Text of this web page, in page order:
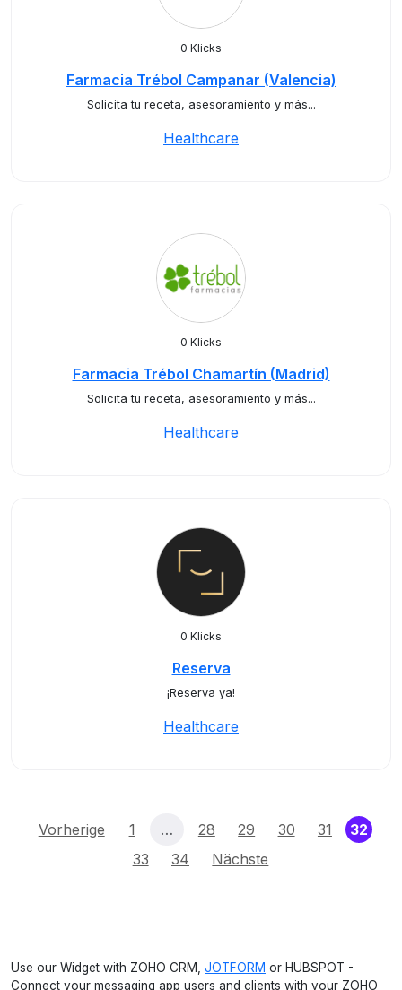
0 Klicks
Farmacia Trébol Campanar (Valencia)
Solicita tu receta, asesoramiento y más...
Healthcare
0 Klicks
Farmacia Trébol Chamartín (Madrid)
Solicita tu receta, asesoramiento y más...
Healthcare
0 Klicks
Reserva
¡Reserva ya!
Healthcare
Vorherige 1 … 28 29 30 31 32
33
34 Nächste
Use our Widget with ZOHO CRM, JOTFORM or HUBSPOT -
Connect your messaging app users and clients with your ZOHO